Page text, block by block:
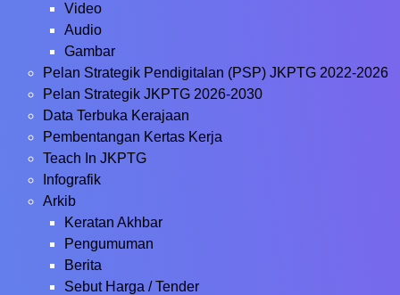
Video
Audio
Gambar
Pelan Strategik Pendigitalan (PSP) JKPTG 2022-2026
Pelan Strategik JKPTG 2026-2030
Data Terbuka Kerajaan
Pembentangan Kertas Kerja
Teach In JKPTG
Infografik
Arkib
Keratan Akhbar
Pengumuman
Berita
Sebut Harga / Tender